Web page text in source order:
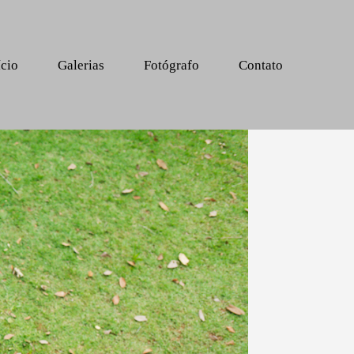
Galerias Fotógrafo Contato